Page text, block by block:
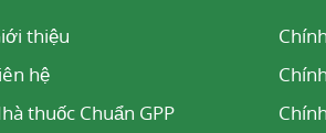
lực học
hoạt động bằng cách điều chỉnh
từ đó làm tăng sự thu hút đối
thiệu
hệ
thuốc Chuẩn GPP